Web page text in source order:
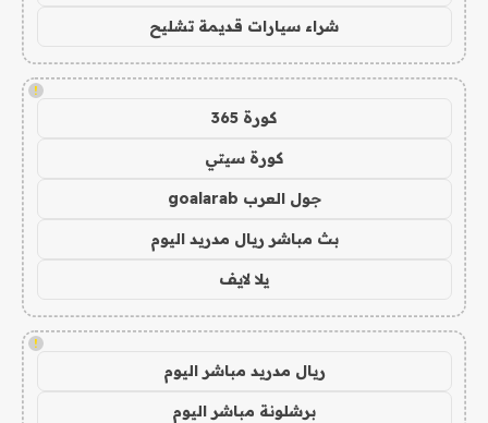
شراء سيارات قديمة تشليح
!
كورة 365
كورة سيتي
جول العرب goalarab
بث مباشر ريال مدريد اليوم
يلا لايف
!
ريال مدريد مباشر اليوم
برشلونة مباشر اليوم